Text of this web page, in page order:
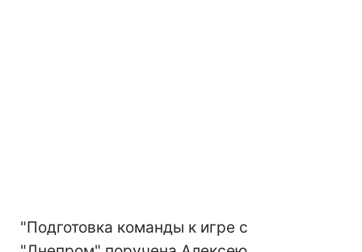
"Подготовка команды к игре с